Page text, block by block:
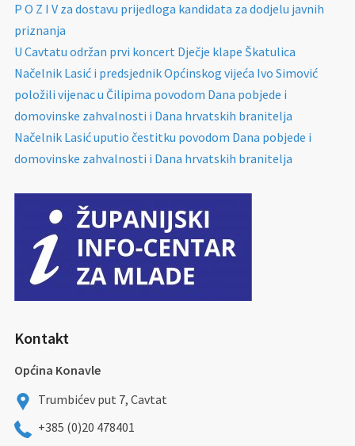
P O Z I V za dostavu prijedloga kandidata za dodjelu javnih
priznanja
U Cavtatu održan prvi koncert Dječje klape Škatulica
Načelnik Lasić i predsjednik Općinskog vijeća Ivo Simović
položili vijenac u Čilipima povodom Dana pobjede i
domovinske zahvalnosti i Dana hrvatskih branitelja
Načelnik Lasić uputio čestitku povodom Dana pobjede i
domovinske zahvalnosti i Dana hrvatskih branitelja
Kontakt
Općina Konavle
Trumbićev put 7, Cavtat
+385 (0)20 478401